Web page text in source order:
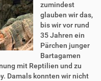
zumindest
glauben wir das,
bis wir vor rund
35 Jahren ein
Pärchen junger
Bartagamen
mit Reptilien und zu
Damals konnten wir nicht